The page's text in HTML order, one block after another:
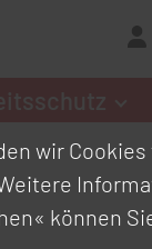
wir Cookies
können